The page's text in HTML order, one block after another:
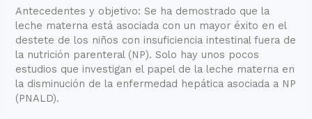
Antecedentes y objetivo: Se ha demostrado que la
leche materna está asociada con un mayor éxito en el
destete de los niños con insuficiencia intestinal fuera de
la nutrición parenteral (NP). Solo hay unos pocos
estudios que investigan el papel de la leche materna en
la disminución de la enfermedad hepática asociada a NP
(PNALD).
que
la
leche
de
fórmula
para
prevenir